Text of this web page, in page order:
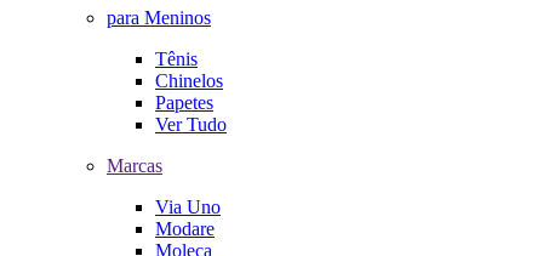
para Meninos
Tênis
Chinelos
Papetes
Ver Tudo
Marcas
Via Uno
Modare
Moleca